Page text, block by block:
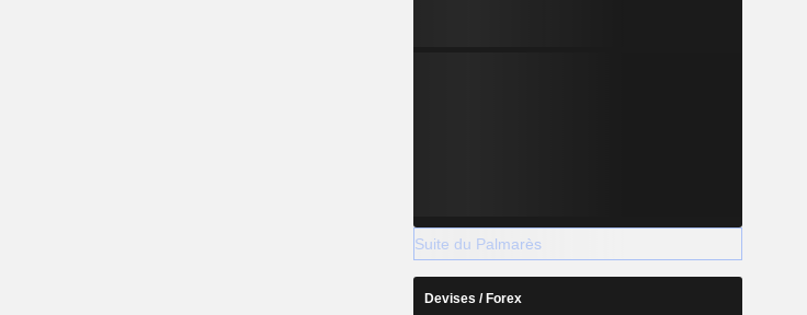
Suite du Palmarès
Devises / Forex